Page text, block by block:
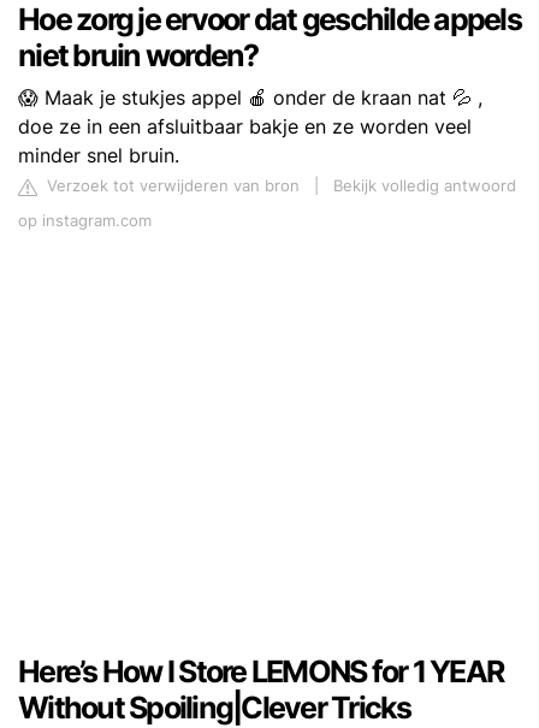
Hoe zorg je ervoor dat geschilde appels
niet bruin worden?
😱 Maak je stukjes appel 🍎 onder de kraan nat 💦 ,
doe ze in een afsluitbaar bakje en ze worden veel
minder snel bruin.
Verzoek tot verwijderen van bron
Bekijk volledig antwoord
op instagram.com
Here’s How I Store LEMONS for 1 YEAR
Without Spoiling|Clever Tricks